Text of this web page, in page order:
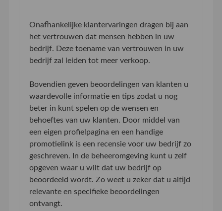
Onafhankelijke klantervaringen dragen bij aan
het vertrouwen dat mensen hebben in uw
bedrijf. Deze toename van vertrouwen in uw
bedrijf zal leiden tot meer verkoop.
Bovendien geven beoordelingen van klanten u
waardevolle informatie en tips zodat u nog
beter in kunt spelen op de wensen en
behoeftes van uw klanten. Door middel van
een eigen profielpagina en een handige
promotielink is een recensie voor uw bedrijf zo
geschreven. In de beheeromgeving kunt u zelf
opgeven waar u wilt dat uw bedrijf op
beoordeeld wordt. Zo weet u zeker dat u altijd
relevante en specifieke beoordelingen
ontvangt.